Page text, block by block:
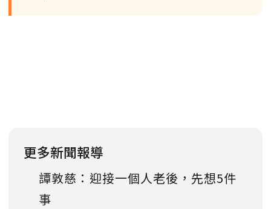
更多新聞報導
譚敦慈：迎接一個人老後，先想5件
事